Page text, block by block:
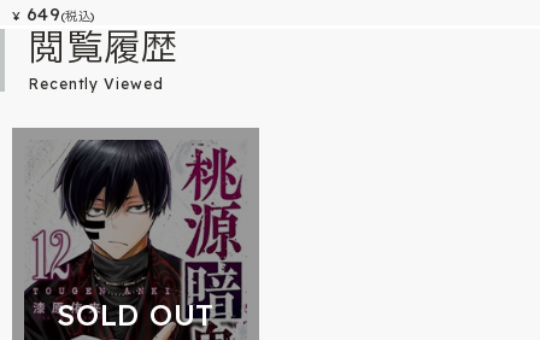
¥ 649(税込)
閲覧履歴
Recently Viewed
SOLD OUT